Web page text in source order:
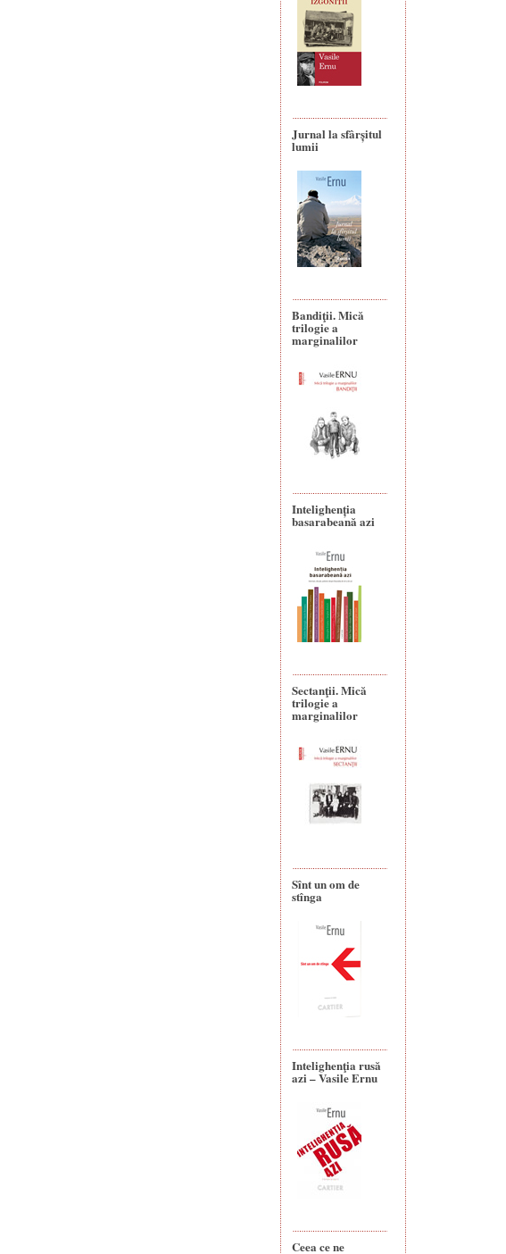
Jurnal la sfârșitul
lumii
Bandiţii. Mică
trilogie a
marginalilor
Intelighenția
basarabeană azi
Sectanţii. Mică
trilogie a
marginalilor
Sînt un om de
stînga
Intelighenţia rusă
azi – Vasile Ernu
Ceea ce ne